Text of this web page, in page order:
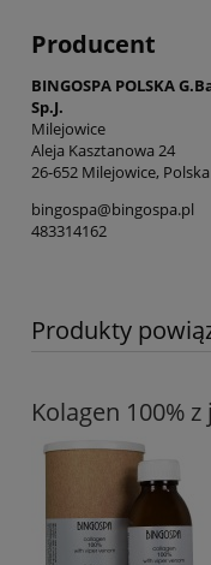
Producent
BINGOSPA POLSKA
Sp.J.
Milejowice
Aleja Kasztanowa 24
26-652 Milejowice, Polska
bingospa@bingospa.pl
483314162
Produkty
Kolagen 100%